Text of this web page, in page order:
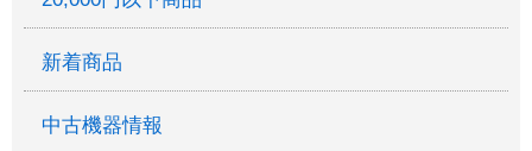
新着商品
中古機器情報